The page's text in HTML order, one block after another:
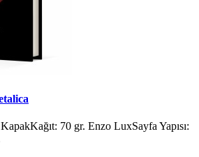
70 gr. Enzo LuxSayfa Yapısı: